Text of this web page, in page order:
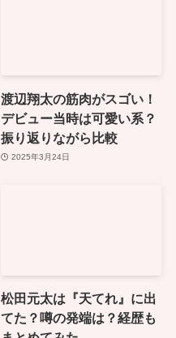
渡辺翔太の筋肉がスゴい！
デビュー当時は可愛い系？
振り返りながら比較
2025年3月24日
松田元太は『天てれ』に出
てた？噂の発端は？経歴も